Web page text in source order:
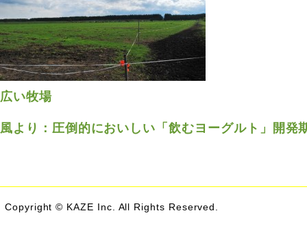
広い牧場
風より：圧倒的においしい「飲むヨーグルト」開発
Copyright © KAZE Inc. All Rights Reserved.